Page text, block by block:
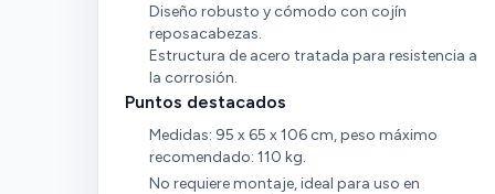
Diseño robusto y cómodo con cojín
reposacabezas.
Estructura de acero tratada para resistencia a
la corrosión.
Puntos destacados
Medidas: 95 x 65 x 106 cm, peso máximo
recomendado: 110 kg.
No requiere montaje, ideal para uso en